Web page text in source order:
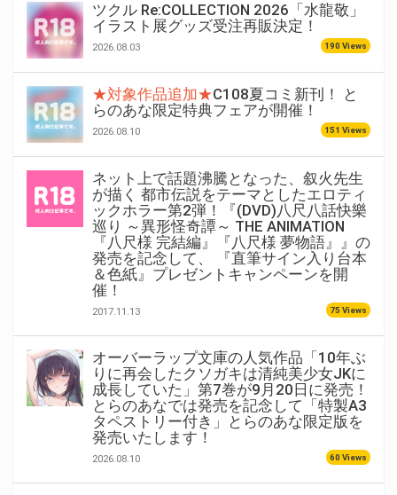
ツクル Re:COLLECTION 2026「水龍敬」
イラスト展グッズ受注再販決定！
2026.08.03 190 Views
★対象作品追加★C108夏コミ新刊！ と
らのあな限定特典フェアが開催！
2026.08.10 151 Views
ネット上で話題沸騰となった、叙火先生
が描く 都市伝説をテーマとしたエロティ
ックホラー第2弾！『(DVD)八尺八話快樂
巡り ～異形怪奇譚～ THE ANIMATION
『八尺様 完結編』『八尺様 夢物語』』の
発売を記念して、 『直筆サイン入り台本
＆色紙』プレゼントキャンペーンを開
催！
2017.11.13 75 Views
オーバーラップ文庫の人気作品「10年ぶ
りに再会したクソガキは清純美少女JKに
成長していた」第7巻が9月20日に発売！
とらのあなでは発売を記念して「特製A3
タペストリー付き」とらのあな限定版を
発売いたします！
2026.08.10 60 Views